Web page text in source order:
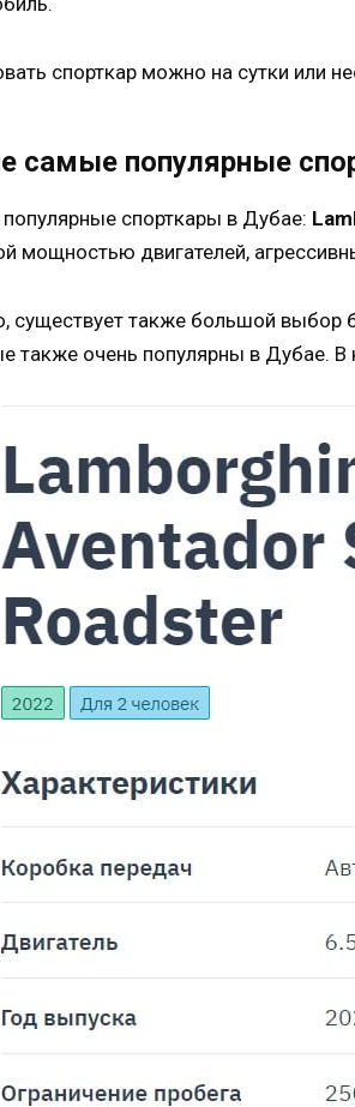
спорткар можно на сутки или
самые популярные
спорткары в Дубае:
мощностью двигателей,
существует также большой выбор
также очень популярны в Дубае. В